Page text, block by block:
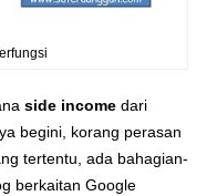
side income dari
begini, korang perasan
tertentu, ada bahagian-
berkaitan Google